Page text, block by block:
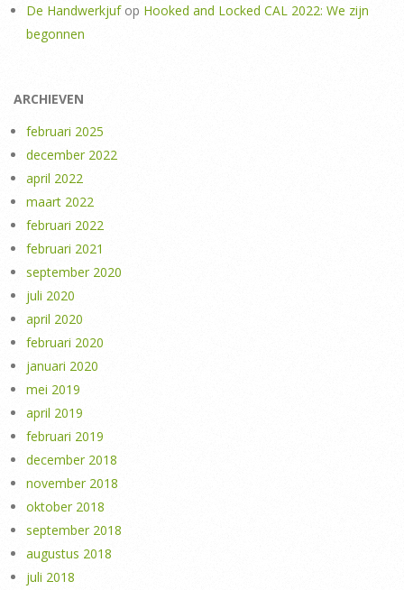
De Handwerkjufop Hooked and Locked CAL 2022: We zijn
begonnen
ARCHIEVEN
februari 2025
december 2022
april 2022
maart 2022
februari 2022
februari 2021
september 2020
juli 2020
april 2020
februari 2020
januari 2020
mei 2019
april 2019
februari 2019
december 2018
november 2018
oktober 2018
september 2018
augustus 2018
juli 2018